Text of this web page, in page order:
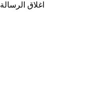
اغلاق الرسالة